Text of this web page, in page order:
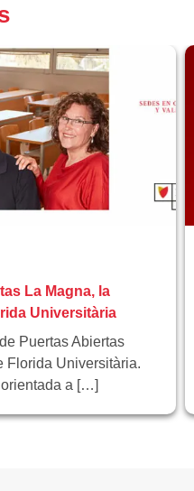
La Magna, la
Universitària
Puertas Abiertas
Florida Universitària.
a […]